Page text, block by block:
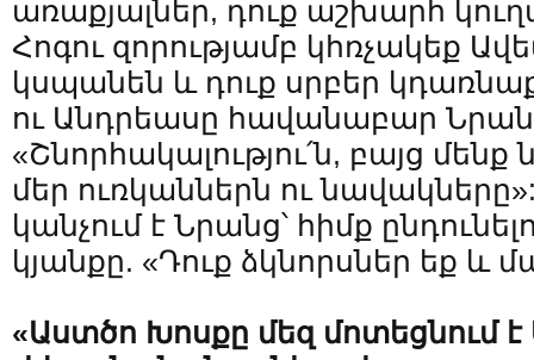
առաքյալներ, դուք աշխարհ
Հոգու զորությամբ կհռչակեք
կսպանեն և դուք սրբեր
ու Անդրեասը հավանաբար
«Շնորհակալությու՛ն, բայց
մեր ուռկաններն ու
կանչում է Նրանց՝ հիմք
կյանքը. «Դուք ձկնորսներ եք և
«Աստծո Խոսքը մեզ մոտեցնում